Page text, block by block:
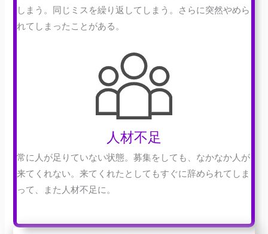
しまう。同じミスを繰り返してしまう。さらに突然やめら
れてしまったことがある。
人材不足
常に人が足りていない状態。募集をしても、なかなか人が
来てくれない。来てくれたとしてもすぐに辞められてしま
って、また人材不足に。